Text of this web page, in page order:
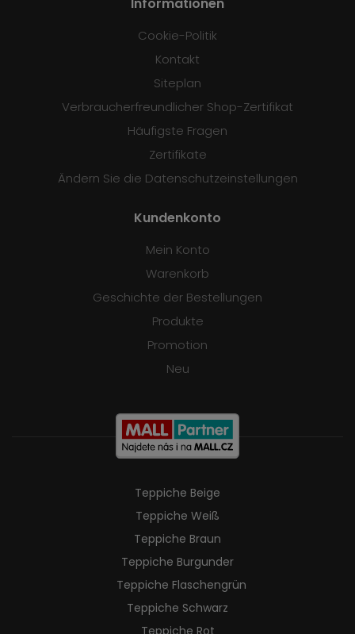
Cookie-Politik
Kontakt
Siteplan
Verbraucherfreundlicher Shop-Zertifikat
Häufigste Fragen
Zertifikate
Ändern Sie die Datenschutzeinstellungen
Kundenkonto
Mein Konto
Warenkorb
Geschichte der Bestellungen
Produkte
Promotion
Neu
Teppiche Beige
Teppiche Weiß
Teppiche Braun
Teppiche Burgunder
Teppiche Flaschengrün
Teppiche Schwarz